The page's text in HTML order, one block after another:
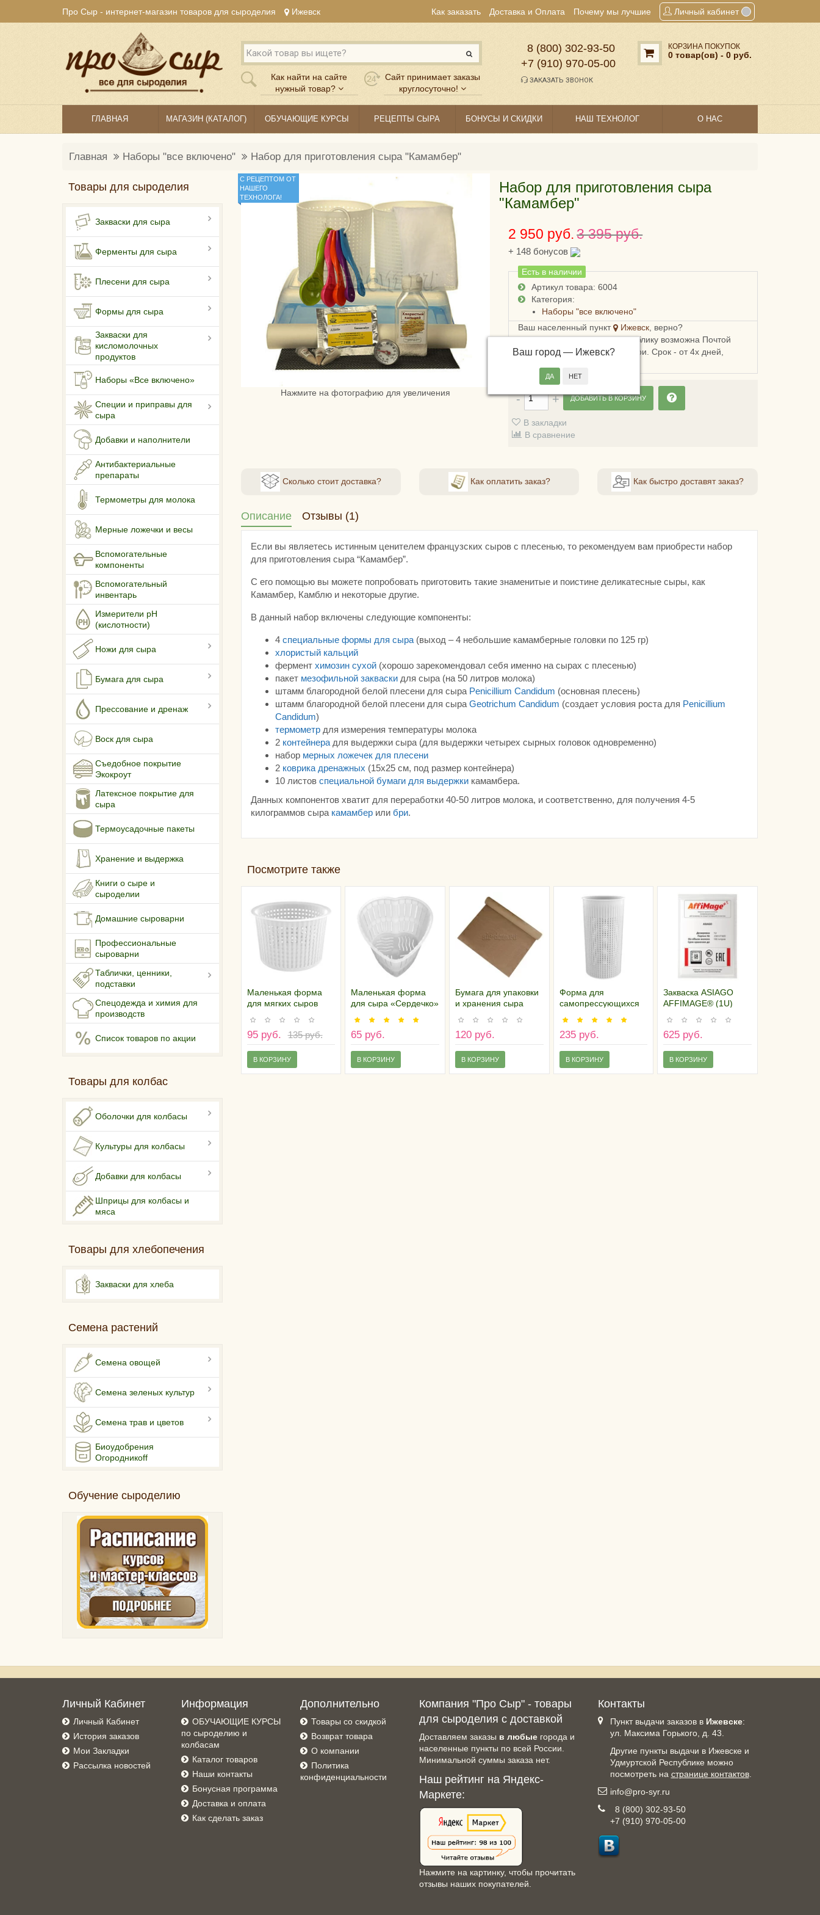
Про Сыр - интернет-магазин товаров для сыроделия Ижевск Как заказать Доставка и Оплата Почему мы лучшие Личный кабинет
Как найти на сайте
нужный товар?
Сайт принимает заказы
круглосуточно!
8 (800) 302‑93‑50
+7 (910) 970‑05‑00
ЗАКАЗАТЬ ЗВОНОК
КОРЗИНА ПОКУПОК
0 товар(ов) - 0 руб.
ГЛАВНАЯ МАГАЗИН (КАТАЛОГ) ОБУЧАЮЩИЕ КУРСЫ РЕЦЕПТЫ СЫРА БОНУСЫ И СКИДКИ НАШ ТЕХНОЛОГ О НАС
Главная Наборы "все включено" Набор для приготовления сыра "Камамбер"
Товары для сыроделия
Закваски для сыра
Ферменты для сыра
Плесени для сыра
Формы для сыра
Закваски для
кисломолочных
продуктов
Наборы «Все включено»
Специи и приправы для
сыра
Добавки и наполнители
Антибактериальные
препараты
Термометры для молока
Мерные ложечки и весы
Вспомогательные
компоненты
Вспомогательный
инвентарь
Измерители pH
(кислотности)
Ножи для сыра
Бумага для сыра
Прессование и дренаж
Воск для сыра
Съедобное покрытие
Экокроут
Латексное покрытие для
сыра
Термоусадочные пакеты
Хранение и выдержка
Книги о сыре и
сыроделии
Домашние сыроварни
Профессиональные
сыроварни
Таблички, ценники,
подставки
Спецодежда и химия для
производств
Список товаров по акции
Товары для колбас
Оболочки для колбасы
Культуры для колбасы
Добавки для колбасы
Шприцы для колбасы и
мяса
Товары для хлебопечения
Закваски для хлеба
Семена растений
Семена овощей
Семена зеленых культур
Семена трав и цветов
Биоудобрения
Огородникоff
Обучение сыроделию
С РЕЦЕПТОМ ОТ
НАШЕГО
ТЕХНОЛОГА!
Нажмите на фотографию для увеличения
Набор для приготовления сыра
"Камамбер"
2 950 руб. 3 395 руб.
+ 148 бонусов
Есть в наличии
Артикул товара: 6004
Категория:
Наборы "все включено"
Ваш населенный пункт
Ижевск, верно?
Ваш город — Ижевск?
Доставка в Удмуртскую республику возможна Почтой
России, СДЭКом или Боксберри. Срок - от 4х дней,
ДОБАВИТЬ В КОРЗИНУ
В закладки
В сравнение
Сколько стоит доставка? Как оплатить заказ? Как быстро доставят заказ?
Описание Отзывы (1)
Если вы являетесь истинным ценителем французских сыров с плесенью, то рекомендуем вам приобрести набор
для приготовления сыра “Камамбер”.
С его помощью вы можете попробовать приготовить такие знаменитые и поистине деликатесные сыры, как
Камамбер, Камблю и некоторые другие.
В данный набор включены следующие компоненты:
4 специальные формы для сыра(выход – 4 небольшие камамберные головки по 125 гр)
хлористый кальций
фермент химозин сухой(хорошо зарекомендовал себя именно на сырах с плесенью)
пакет мезофильной закваскидля сыра (на 50 литров молока)
штамм благородной белой плесени для сыра Penicillium Candidum (основная плесень)
штамм благородной белой плесени для сыра Geotrichum Candidum (создает условия роста для Penicillium
Candidum)
термометрдля измерения температуры молока
2 контейнерадля выдержки сыра (для выдержки четырех сырных головок одновременно)
набор мерных ложечекдля плесени
2 коврика дренажных (15х25 см, под размер контейнера)
10 листов специальной бумаги для выдержкикамамбера.
Данных компонентов хватит для переработки 40-50 литров молока, и соответственно, для получения 4-5
килограммов сыра камамбер или бри.
Посмотрите также
Маленькая форма
для мягких сыров
95 руб. 135 руб.
В КОРЗИНУ
Маленькая форма
для сыра «Сердечко»
65 руб.
В КОРЗИНУ
Бумага для упаковки
и хранения сыра
120 руб.
В КОРЗИНУ
Форма для
самопрессующихся
стаканчик"
235 руб.
В КОРЗИНУ
Закваска ASIAGO
AFFIMAGE® (1U)
625 руб.
В КОРЗИНУ
Личный Кабинет
Личный Кабинет
История заказов
Мои Закладки
Рассылка новостей
Информация
ОБУЧАЮЩИЕ КУРСЫ
по сыроделию и
колбасам
Каталог товаров
Наши контакты
Бонусная программа
Доставка и оплата
Как сделать заказ
Дополнительно
Товары со скидкой
Возврат товара
О компании
Политика
конфиденциальности
Компания "Про Сыр" - товары
для сыроделия с доставкой
Доставляем заказы в любые города и
населенные пункты по всей России.
Минимальной суммы заказа нет.
Наш рейтинг на Яндекс-
Маркете:
Нажмите на картинку, чтобы прочитать
отзывы наших покупателей.
Контакты
Пункт выдачи заказов в Ижевске:
ул. Максима Горького, д. 43.
Другие пункты выдачи в Ижевске и
Удмуртской Республике можно
посмотреть на странице контактов.
info@pro-syr.ru
8 (800) 302-93-50
+7 (910) 970-05-00